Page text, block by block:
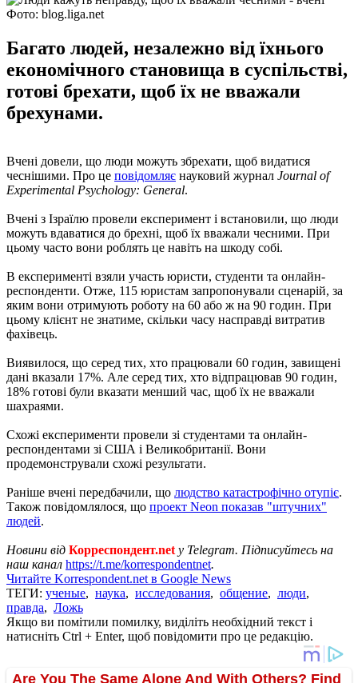
Фото: blog.liga.net
Багато людей, незалежно від їхнього
економічного становища в суспільстві,
готові брехати, щоб їх не вважали
брехунами.
Вчені довели, що люди можуть збрехати, щоб видатися
чеснішими. Про це повідомляє науковий журнал Journal of
Experimental Psychology: General.
Вчені з Ізраїлю провели експеримент і встановили, що люди
можуть вдаватися до брехні, щоб їх вважали чесними. При
цьому часто вони роблять це навіть на шкоду собі.
В експерименті взяли участь юристи, студенти та онлайн-
респонденти. Отже, 115 юристам запропонували сценарій, за
яким вони отримують роботу на 60 або ж на 90 годин. При
цьому клієнт не знатиме, скільки часу насправді витратив
фахівець.
Виявилося, що серед тих, хто працювали 60 годин, завищені
дані вказали 17%. Але серед тих, хто відпрацював 90 годин,
18% готові були вказати менший час, щоб їх не вважали
шахраями.
Схожі експерименти провели зі студентами та онлайн-
респондентами зі США і Великобританії. Вони
продемонстрували схожі результати.
Раніше вчені передбачили, що людство катастрофічно отупіє.
Також повідомлялося, що проект Neon показав "штучних"
людей.
Новини від Корреспондент.net у Telegram. Підписуйтесь на
наш канал https://t.me/korrespondentnet.
Читайте Korrespondent.net в Google News
ТЕГИ: ученые, наука, исследования, общение, люди,
правда, Ложь
Якщо ви помітили помилку, виділіть необхідний текст і
натисніть Ctrl + Enter, щоб повідомити про це редакцію.